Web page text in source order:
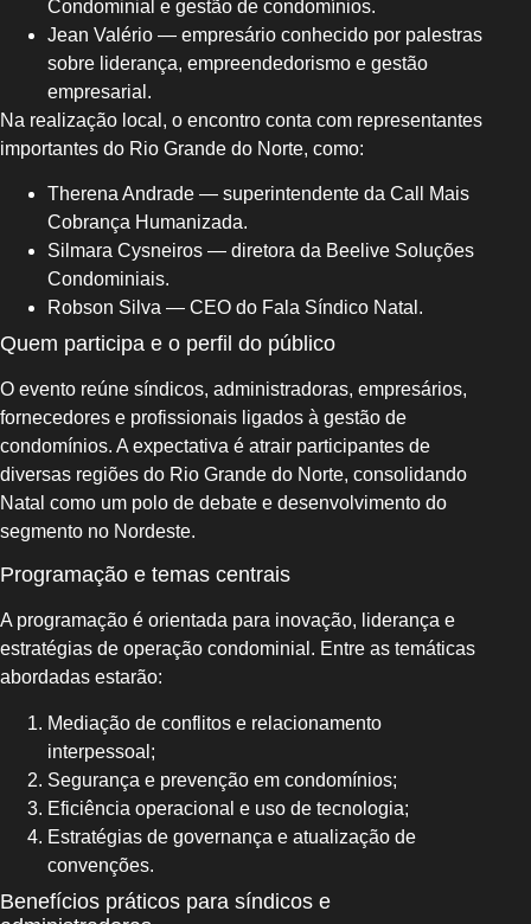
Condominial e gestão de condomínios.
Jean Valério — empresário conhecido por palestras
sobre liderança, empreendedorismo e gestão
empresarial.
Na realização local, o encontro conta com representantes
importantes do Rio Grande do Norte, como:
Therena Andrade — superintendente da Call Mais
Cobrança Humanizada.
Silmara Cysneiros — diretora da Beelive Soluções
Condominiais.
Robson Silva — CEO do Fala Síndico Natal.
Quem participa e o perfil do público
O evento reúne síndicos, administradoras, empresários,
fornecedores e profissionais ligados à gestão de
condomínios. A expectativa é atrair participantes de
diversas regiões do Rio Grande do Norte, consolidando
Natal como um polo de debate e desenvolvimento do
segmento no Nordeste.
Programação e temas centrais
A programação é orientada para inovação, liderança e
estratégias de operação condominial. Entre as temáticas
abordadas estarão:
Mediação de conflitos e relacionamento
interpessoal;
Segurança e prevenção em condomínios;
Eficiência operacional e uso de tecnologia;
Estratégias de governança e atualização de
convenções.
Benefícios práticos para síndicos e